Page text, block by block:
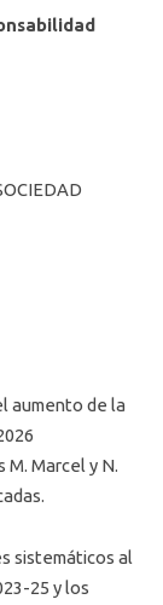
aumento de la
Marcel y N.
sistemáticos al
25 y los